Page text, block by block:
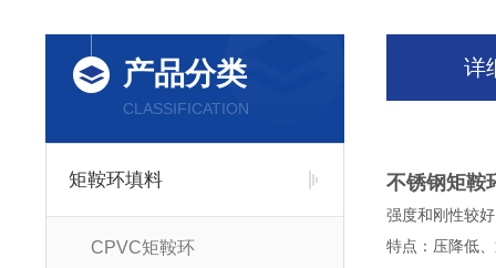
产品分类
CLASSIFICATION
矩鞍环填料
CPVC矩鞍环
详
不锈钢矩鞍
强度和刚性较
特点：压降低